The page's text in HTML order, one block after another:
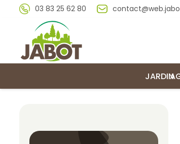
03 83 25 62 80
JARDIN